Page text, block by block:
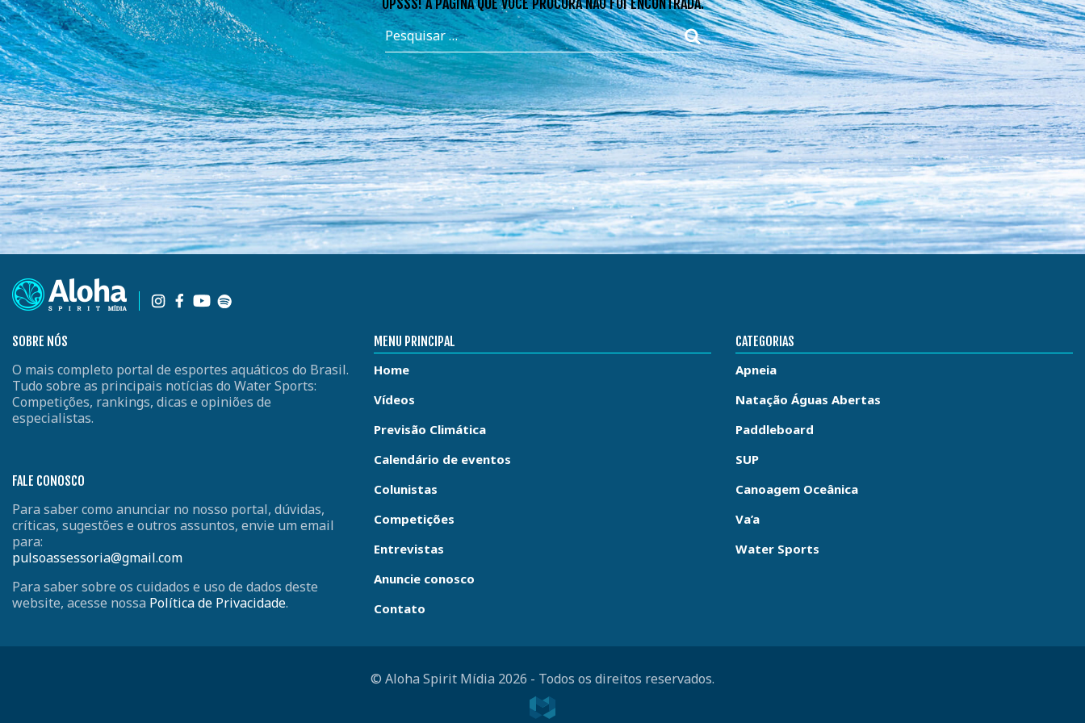
SOBRE NÓS
O mais completo portal de esportes aquáticos do Brasil.
Tudo sobre as principais notícias do Water Sports:
Competições, rankings, dicas e opiniões de
especialistas.
FALE CONOSCO
Para saber como anunciar no nosso portal, dúvidas,
críticas, sugestões e outros assuntos, envie um email
para:
pulsoassessoria@gmail.com
Para saber sobre os cuidados e uso de dados deste
website, acesse nossa Política de Privacidade.
MENU PRINCIPAL
Home
Vídeos
Previsão Climática
Calendário de eventos
Colunistas
Competições
Entrevistas
Anuncie conosco
Contato
CATEGORIAS
Apneia
Natação Águas Abertas
Paddleboard
SUP
Canoagem Oceânica
Va’a
Water Sports
© Aloha Spirit Mídia 2026 - Todos os direitos reservados.